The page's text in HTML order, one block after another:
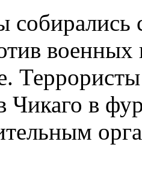
Чикаго в